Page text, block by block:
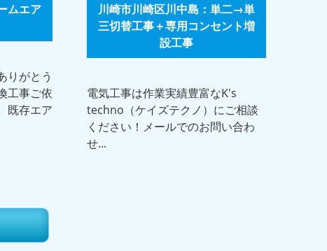
ムエア
りがとう
工事ご依
既存エア
川崎市川崎区川中島：単二→単
三切替工事＋専用コンセント増
設工事
電気工事は作業実績豊富なK's
techno（ケイズテクノ）にご相談
ください！メールでのお問い合わ
せ...